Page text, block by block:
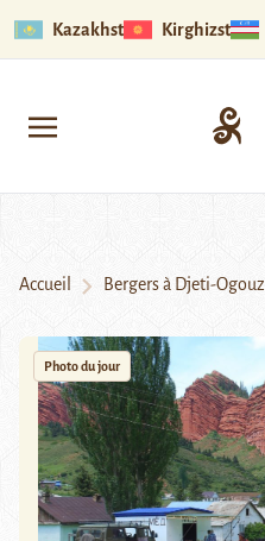
Kazakhstan Kirghizstan
Accueil Bergers à Djeti-Ogouz
Photo du jour